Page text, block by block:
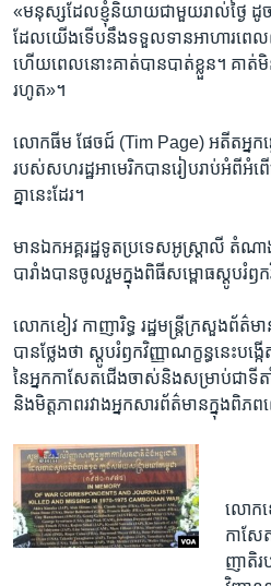
«មនុស្ស​ដែល​ខ្ញុំ​និយាយ​ជាមួយ​រាល់ថ្ងៃ ​ដូ
ដែល​យើង​ទើប​នឹង​ទទួលទាន​អាហារ​ពេល​ល្
ហើយ​ពេល​នោះ​គាត់​បាន​បាត់​ខ្លួន។​ គាត់​
រហូត»។​
លោក​ធីម ផែចជ៍ ​(Tim Page) ​អតីត​អ្នក
របស់​សហ​រដ្ឋ​អាមេរិក​បាន​រៀបរាប់​អំពី​អំ
គ្នា​នេះ​ដែរ។​
មាន​ឯកអគ្គ​រដ្ឋទូត​ប្រទេស​អូស្ដ្រាលី ​តំណ
បារាំង​បាន​ចូលរួម​ក្នុង​ពិធី​សម្ពោធ​ស្តូប​រំឭក​
លោក​ខៀវ កាញារិទ្ធ ​រដ្ឋមន្ដ្រី​ក្រសួង​ព័ត៌ម
បាន​ថ្លែង​ថា​ ស្តូប​រំឭក​វិញ្ញាណ​ក្ខន្ធនេះ​
នៃ​អ្នក​កាសែត​ជើងចាស់​និង​សម្រាប់​ជាទី​ត
និង​មិត្តភាព​រវាង​អ្នក​សារ​ព័ត៌មាន​ក្នុង​ពិភ
លោក​ខៀ
កាសែ
ញាតិ​រ